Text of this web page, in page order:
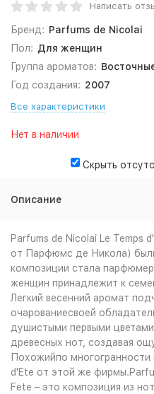
Написать
Бренд: Parfums de Nicolai
Пол: Для женщин
Группа ароматов:
Год создания: 2007
Все характеристики
Нет в наличии
Скрыть
Описание
Parfums de Nicolai Le Temps
от Парфюмс де Никола)
композиции стала
женщин принадлежит к
Легкий весенний аромат
очарованиесвоей
душистыми первыми
древесных нот, создавая
Похожийпо
d'Ete от этой же
Fete – это композиция из